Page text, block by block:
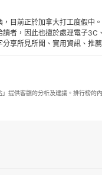
目前正於加拿大打工度假中
讀者，因此也擅於處理電子
分享所見所聞、實用資訊、推
提供客觀的分析及建議。排行榜